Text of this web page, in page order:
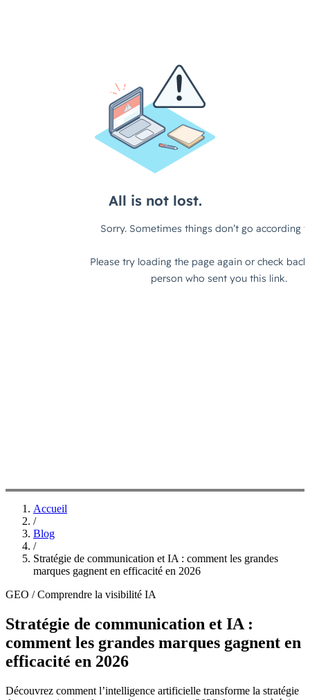
Accueil
/
Blog
/
Stratégie de communication et IA : comment les grandes
marques gagnent en efficacité en 2026
GEO / Comprendre la visibilité IA
Stratégie de communication et IA :
comment les grandes marques gagnent en
efficacité en 2026
Découvrez comment l’intelligence artificielle transforme la stratégie